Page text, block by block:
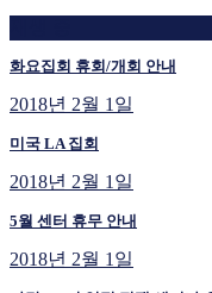
화요집회 휴회/개회 안내
2018년 2월 1일
미국 LA 집회
2018년 2월 1일
5월 센터 휴무 안내
2018년 2월 1일